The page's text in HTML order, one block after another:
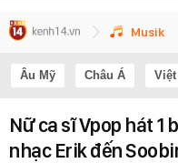
Musik
Âu Mỹ Châu Á Việt
Nữ ca sĩ Vpop hát 1
nhạc Erik đến